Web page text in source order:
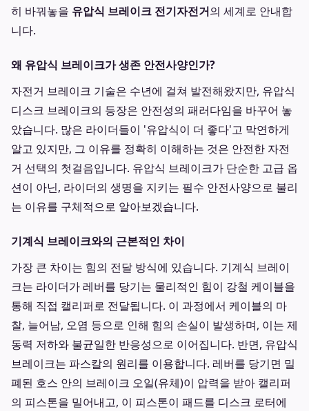
히 바꿔놓을 유압식 브레이크 전기자전거의 세계로 안내합
니다.
왜 유압식 브레이크가 생존 안전사양인가?
자전거 브레이크 기술은 수년에 걸쳐 발전해왔지만, 유압식
디스크 브레이크의 등장은 안전성의 패러다임을 바꾸어 놓
았습니다. 많은 라이더들이 '유압식이 더 좋다'고 막연하게
알고 있지만, 그 이유를 정확히 이해하는 것은 안전한 자전
거 선택의 첫걸음입니다. 유압식 브레이크가 단순한 고급 옵
션이 아닌, 라이더의 생명을 지키는 필수 안전사양으로 불리
는 이유를 구체적으로 알아보겠습니다.
기계식 브레이크와의 근본적인 차이
가장 큰 차이는 힘의 전달 방식에 있습니다. 기계식 브레이
크는 라이더가 레버를 당기는 물리적인 힘이 강철 케이블을
통해 직접 캘리퍼로 전달됩니다. 이 과정에서 케이블의 마
찰, 늘어남, 오염 등으로 인해 힘의 손실이 발생하며, 이는 제
동력 저하와 불균일한 반응성으로 이어집니다. 반면, 유압식
브레이크는 파스칼의 원리를 이용합니다. 레버를 당기면 밀
폐된 호스 안의 브레이크 오일(유체)이 압력을 받아 캘리퍼
의 피스톤을 밀어내고, 이 피스톤이 패드를 디스크 로터에